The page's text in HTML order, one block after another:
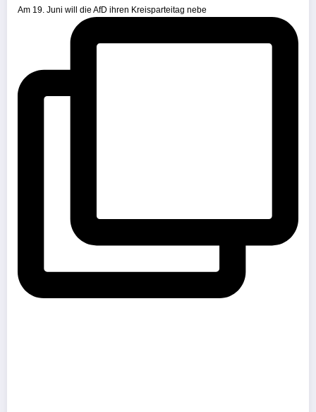
Am 19. Juni will die AfD ihren Kreisparteitag nebe